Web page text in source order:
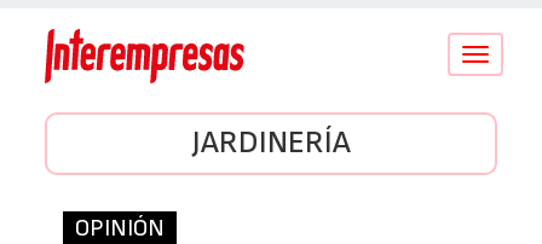
Conmutar
JARDINERÍA
OPINIÓN